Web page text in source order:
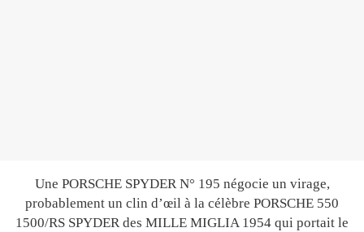
Une PORSCHE SPYDER N° 195 négocie un virage,
probablement un clin d’œil à la célèbre PORSCHE 550
1500/RS SPYDER des MILLE MIGLIA 1954 qui portait le